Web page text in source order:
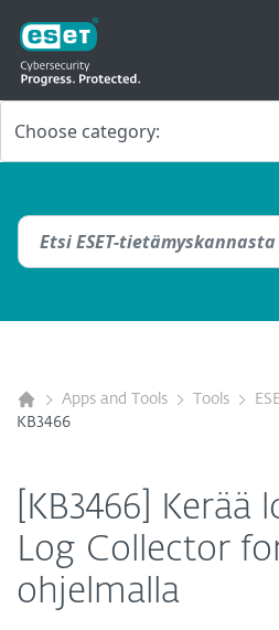
Apps and Tools Tools
KB3466
[KB3466] Kerää
Log Collector
ohjelmalla